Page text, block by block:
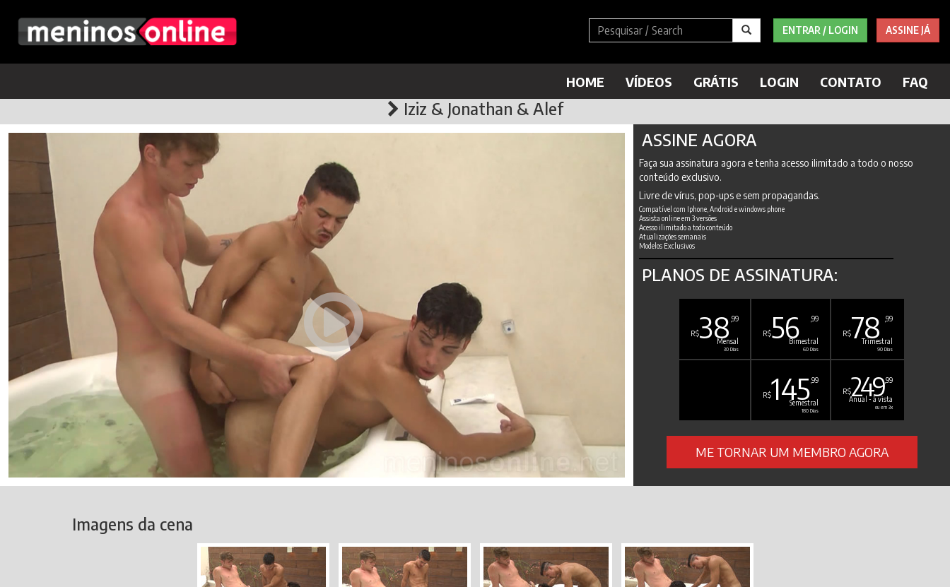
ENTRAR / LOGIN ASSINE JÁ
HOME VÍDEOS GRÁTIS LOGIN CONTATO FAQ
Iziz & Jonathan & Alef
ASSINE AGORA
Faça sua assinatura agora e tenha acesso ilimitado a todo o nosso
conteúdo exclusivo.
Livre de vírus, pop-ups e sem propagandas.
Compatível com Iphone, Android e windows phone
Assista online em 3 versões
Acesso ilimitado a todo conteúdo
Atualizações semanais
Modelos Exclusivos
PLANOS DE ASSINATURA:
R$38 ,99
Mensal
30 Dias
R$56 ,99
Bimestral
60 Dias
R$78 ,99
Trimestral
90 Dias
R$145,99
Semestral
180 Dias
R$249,99
Anual - à vista
ou em 3x
ME TORNAR UM MEMBRO AGORA
Imagens da cena